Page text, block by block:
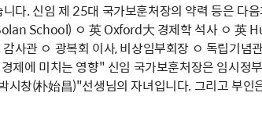
다. 신임 제 25대 국가보훈처장의 약력 등은 다
School) ㅇ 英 Oxford大 경제학 석사 ㅇ 英
사관 ㅇ 광복회 이사, 비상임부회장 ㅇ 독립기념
제에 미치는 영향" 신임 국가보훈처장은 임시정
창(朴始昌)"선생님의 자녀입니다. 그리고 부